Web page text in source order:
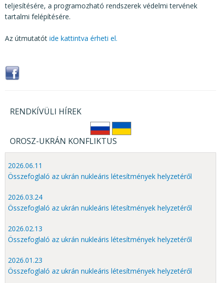
teljesítésére, a programozható rendszerek védelmi tervének
tartalmi felépítésére.
Az útmutatót ide kattintva érheti el.
RENDKÍVÜLI HÍREK
OROSZ-UKRÁN KONFLIKTUS
2026.06.11
Összefoglaló az ukrán nukleáris létesítmények helyzetéről
2026.03.24
Összefoglaló az ukrán nukleáris létesítmények helyzetéről
2026.02.13
Összefoglaló az ukrán nukleáris létesítmények helyzetéről
2026.01.23
Összefoglaló az ukrán nukleáris létesítmények helyzetéről